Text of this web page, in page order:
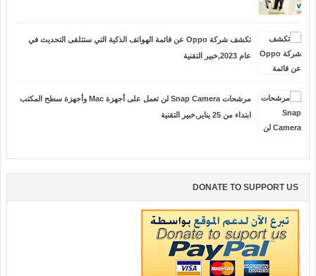
تكشف شركة Oppo عن قائمة الهواتف الذكية التي ستتلقى التحديث في
عام 2023,خبير التقنية
مرشحات Snap Camera لن تعمل على أجهزة Mac وأجهزة سطح المكتب
ابتداء من 25 يناير,خبير التقنية
DONATE TO SUPPORT US